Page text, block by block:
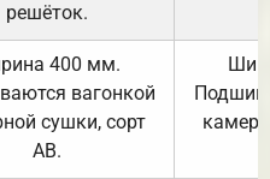
решёток.
400 мм.
вагонкой
сушки, сорт
АВ.